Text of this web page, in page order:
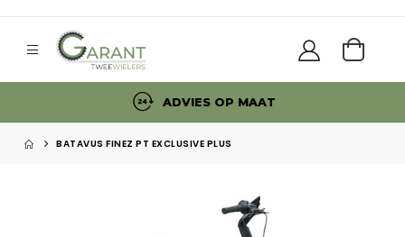
ADVIES OP MAAT
BATAVUS FINEZ PT EXCLUSIVE PLUS